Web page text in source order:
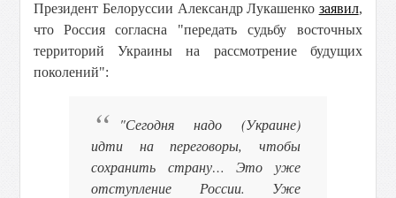
Президент Белоруссии Александр Лукашенко заявил,
что Россия согласна "передать судьбу восточных
территорий Украины на рассмотрение будущих
поколений":
"Сегодня надо (Украине)
идти на переговоры, чтобы
сохранить страну… Это уже
отступление России. Уже